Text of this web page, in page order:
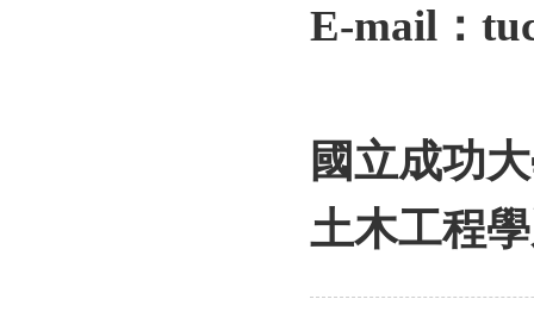
E-mail ：
國立成功
土木工程